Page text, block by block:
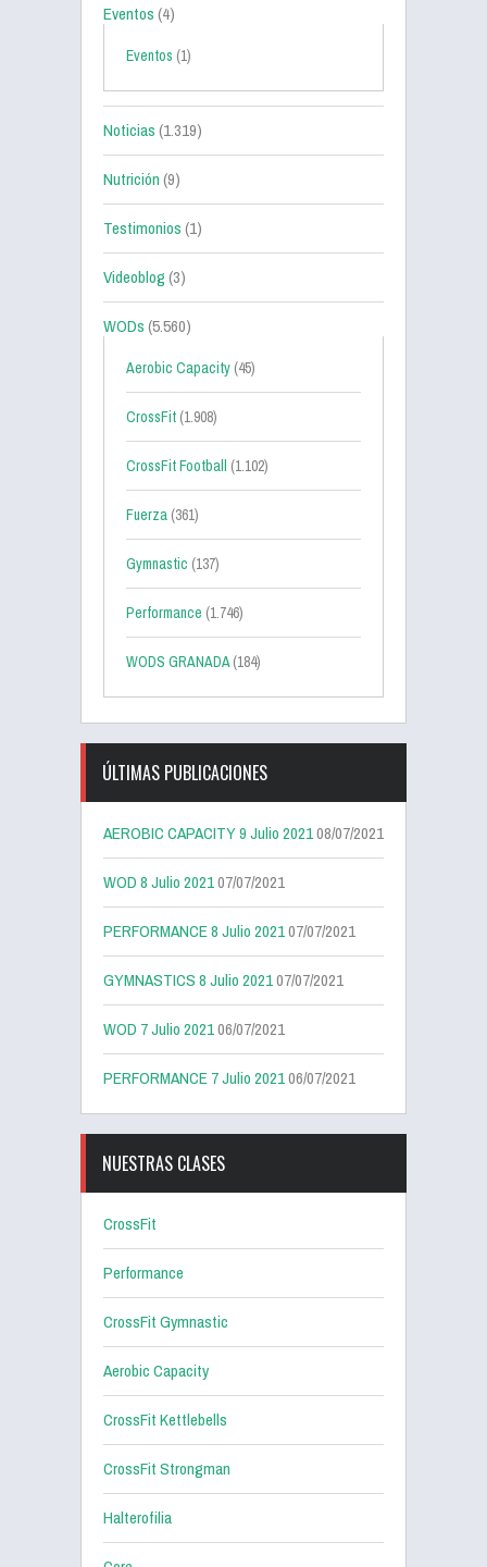
Eventos(4)
Eventos (1)
Noticias(1.319)
Nutrición(9)
Testimonios(1)
Videoblog(3)
WODs(5.560)
Aerobic Capacity (45)
CrossFit (1.908)
CrossFit Football (1.102)
Fuerza (361)
Gymnastic (137)
Performance (1.746)
WODS GRANADA(184)
ÚLTIMAS PUBLICACIONES
AEROBIC CAPACITY 9 Julio 202108/07/2021
WOD 8 Julio 202107/07/2021
PERFORMANCE 8 Julio 202107/07/2021
GYMNASTICS 8 Julio 202107/07/2021
WOD 7 Julio 202106/07/2021
PERFORMANCE 7 Julio 202106/07/2021
NUESTRAS CLASES
CrossFit
Performance
CrossFit Gymnastic
Aerobic Capacity
CrossFit Kettlebells
CrossFit Strongman
Halterofilia